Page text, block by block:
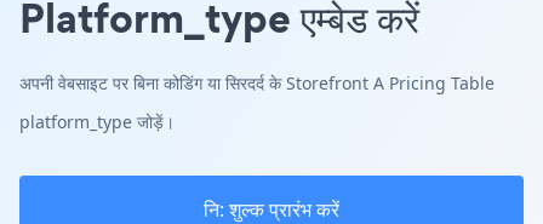
Platform_type एम्बेड करें
अपनी वेबसाइट पर बिना कोडिंग या सिरदर्द के Storefront A Pricing Table
platform_type जोड़ें।
नि: शुल्क प्रारंभ करें